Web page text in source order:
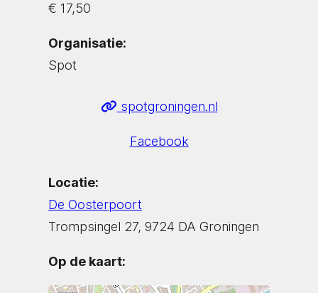
€ 17,50
Organisatie:
Spot
spotgroningen.nl
Facebook
Locatie:
De Oosterpoort
Trompsingel 27, 9724 DA Groningen
Op de kaart: